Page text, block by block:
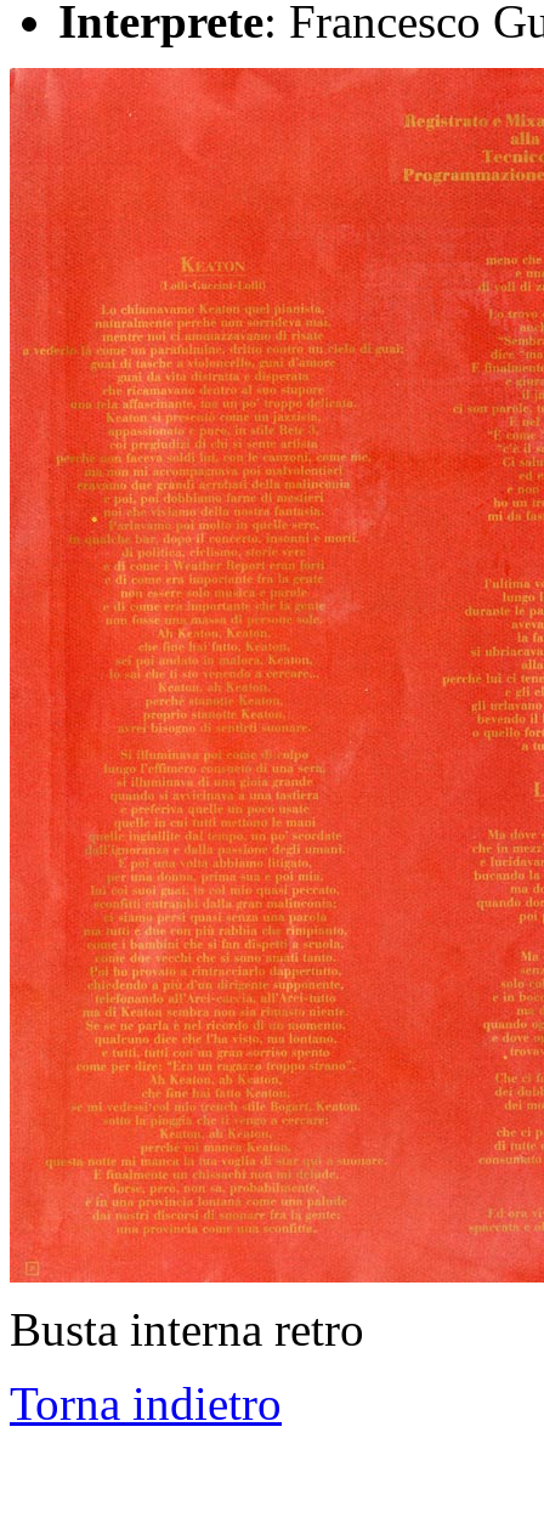
Interprete: Francesco
Busta interna retro
Torna indietro